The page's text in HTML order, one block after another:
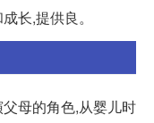
长,提供良。
母的角色,从婴儿时